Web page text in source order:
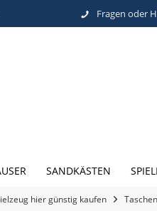
Fragen oder
SANDKÄSTEN
hier günstig kaufen